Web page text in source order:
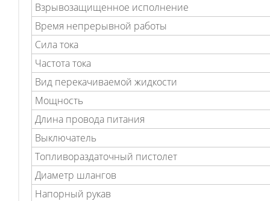
Взрывозащищенное исполнение
Время непрерывной работы
Сила тока
Частота тока
Вид перекачиваемой жидкости
Мощность
Длина провода питания
Выключатель
Топливораздаточный пистолет
Диаметр шлангов
Напорный рукав